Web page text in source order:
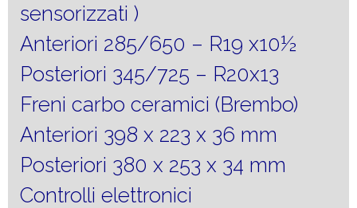
sensorizzati )
Anteriori 285/650 – R19 x10½
Posteriori 345/725 – R20x13
Freni carbo ceramici (Brembo)
Anteriori 398 x 223 x 36 mm
Posteriori 380 x 253 x 34 mm
Controlli elettronici